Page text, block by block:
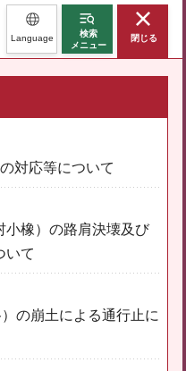
Language
検索
メニュー
閉じる
対応等について
小橡）の路肩決壊及び
いて
の崩土による通行止に